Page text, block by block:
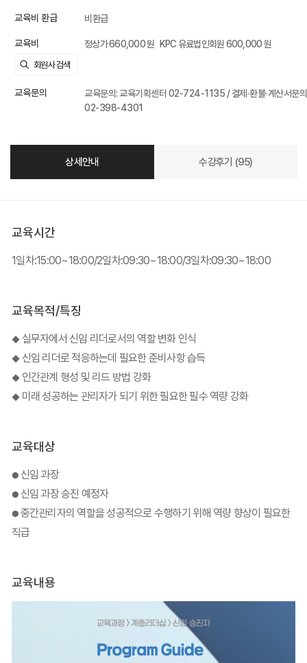
교육비 환급 비환급
교육비 정상가 660,000 원 KPC 유료법인회원 600,000 원
교육문의
교육문의: 교육기획센터 02-724-1135 / 결제∙환불∙계산서문
02-398-4301
상세안내 수강후기 (95)
교육시간
1일차:15:00~18:00/2일차:09:30~18:00/3일차:09:30~18:00
교육목적/특징
◆실무자에서 신임 리더로서의 역할 변화 인식
◆신임 리더로 적응하는데 필요한 준비사항 습득
◆인간관계 형성 및 리드 방법 강화
◆미래 성공하는 관리자가 되기 위한 필요한 필수 역량 강화
교육대상
●신임 과장
●신임 과장 승진 예정자
●중간관리자의 역할을 성공적으로 수행하기 위해 역량 향상이 필요한
직급
교육내용